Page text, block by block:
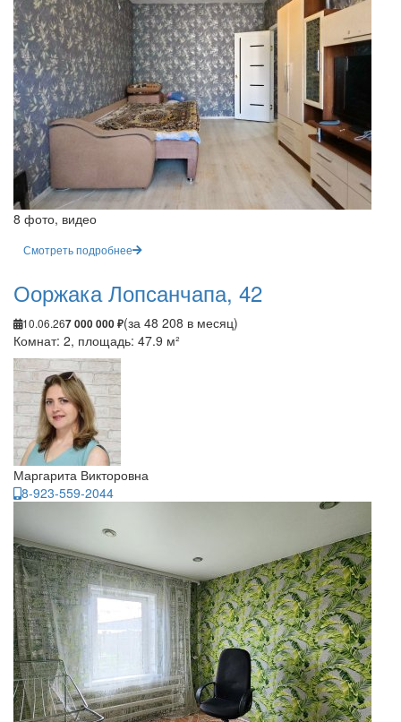
8 фото, видео
Смотреть подробнее
Ооржака Лопсанчапа, 42
10.06.267 000 000 ₽(за 48 208 в месяц)
Комнат: 2, площадь: 47.9 м²
Маргарита Викторовна
8-923-559-2044